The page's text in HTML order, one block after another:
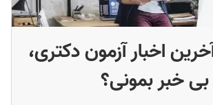
۱۴۰۱
(
6
)
(اخبار آزمون دکتری،
بی خبر بمونی؟